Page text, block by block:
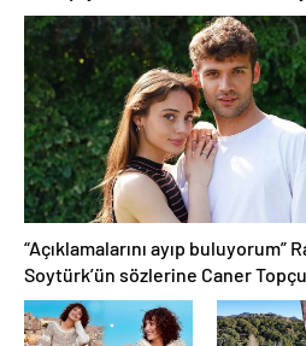
verdiği kiloları
kimse görmüyor…
Şarkıcı Ceylan
sitem etti!
minik
Şimdilerin
ismini
“Açıklamalarını ayıp buluyorum”
Soytürk’ün sözlerine Caner
tokat gibi cevap!